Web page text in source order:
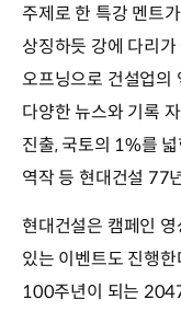
주제로 한 특강 멘트
상징하듯 강에 다리
오프닝으로 건설업의
다양한 뉴스와 기록
진출, 국토의 1%를
역작 등 현대건설 77
현대건설은 캠페인
있는 이벤트도 진행
100주년이 되는